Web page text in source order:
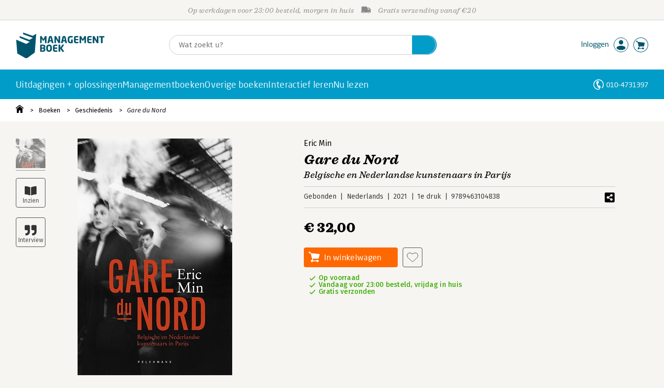
Op werkdagen voor 23:00 besteld, morgen in huis Gratis verzending vanaf €20
Inloggen
Uitdagingen + oplossingenManagementboekenOverige boekenInteractief lerenNu lezen 010-4731397
Boeken Geschiedenis Gare du Nord
Eric Min
Gare du Nord
Belgische en Nederlandse kunstenaars in Parijs
Gebonden Nederlands 2021 1e druk 9789463104838
€ 32,00
In winkelwagen
Op voorraad
Vandaag voor 23:00 besteld, vrijdag in huis
Gratis verzonden
Personen